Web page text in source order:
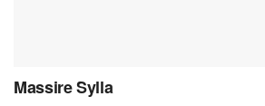
Massire Sylla